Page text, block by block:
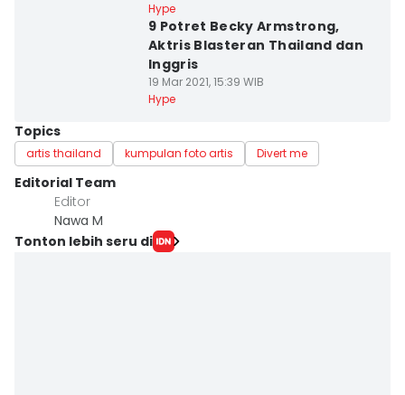
Hype
9 Potret Becky Armstrong,
Aktris Blasteran Thailand dan
Inggris
19 Mar 2021, 15:39 WIB
Hype
Topics
artis thailand kumpulan foto artis Divert me
Editorial Team
Editor
Nawa M
Tonton lebih seru di